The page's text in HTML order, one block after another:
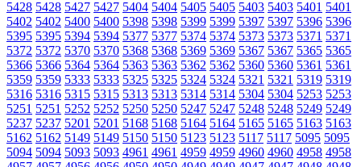
5428 5428 5427 5427 5404 5404 5405 5405 5403 5403 5401 5401
5402 5402 5400 5400 5398 5398 5399 5399 5397 5397 5396 5396
5395 5395 5394 5394 5377 5377 5374 5374 5373 5373 5371 5371
5372 5372 5370 5370 5368 5368 5369 5369 5367 5367 5365 5365
5366 5366 5364 5364 5363 5363 5362 5362 5360 5360 5361 5361
5359 5359 5333 5333 5325 5325 5324 5324 5321 5321 5319 5319
5316 5316 5315 5315 5313 5313 5314 5314 5304 5304 5253 5253
5251 5251 5252 5252 5250 5250 5247 5247 5248 5248 5249 5249
5237 5237 5201 5201 5168 5168 5164 5164 5165 5165 5163 5163
5162 5162 5149 5149 5150 5150 5123 5123 5117 5117 5095 5095
5094 5094 5093 5093 4961 4961 4959 4959 4960 4960 4958 4958